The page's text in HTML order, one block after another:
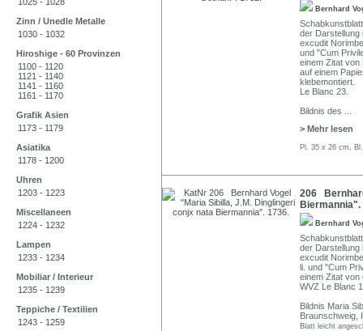
Zinn / Unedle Metalle
1030 - 1032
Hiroshige - 60 Provinzen
1100 - 1120
1121 - 1140
1141 - 1160
1161 - 1170
Grafik Asien
1173 - 1179
Asiatika
1178 - 1200
Uhren
1203 - 1223
Miscellaneen
1224 - 1232
Lampen
1233 - 1234
Mobiliar / Interieur
1235 - 1239
Teppiche / Textilien
1243 - 1259
Bernhard
der Darstellung
excudit
und "Cum
einem Zitat von
auf einem
klebemontiert.
Le Blanc 23.
Bildnis des
> Mehr lesen
Pl. 35 x 26 cm,
206
Biermannia".
Bernhard
der Darstellung
excudit
li. und "Cum
einem Zitat
WVZ Le Blanc
Bildnis Maria
Braunschweig,
Blatt leicht